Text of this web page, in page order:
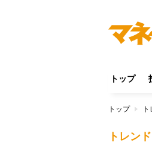
トップ
トップ
トレンド